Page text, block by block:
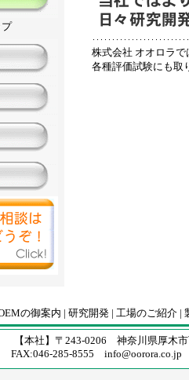
株式会社 オオロラ
各種評価試験にも取
の御案内 | 研究開発 | 工場のご紹介 |
【本社】〒243-0206 神奈川県厚木市
FAX:046-285-8555 info@oorora.co.jp